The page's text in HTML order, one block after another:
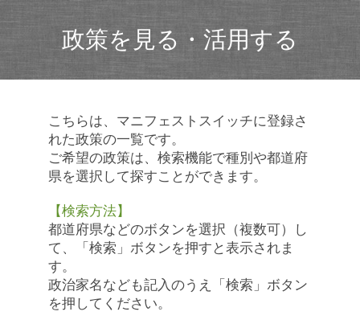
政策を見る・活用する
こちらは、マニフェストスイッチに登録さ
れた政策の一覧です。
ご希望の政策は、検索機能で種別や都道府
県を選択して探すことができます。
【検索方法】
都道府県などのボタンを選択（複数可）し
て、「検索」ボタンを押すと表示されま
す。
政治家名なども記入のうえ「検索」ボタン
を押してください。